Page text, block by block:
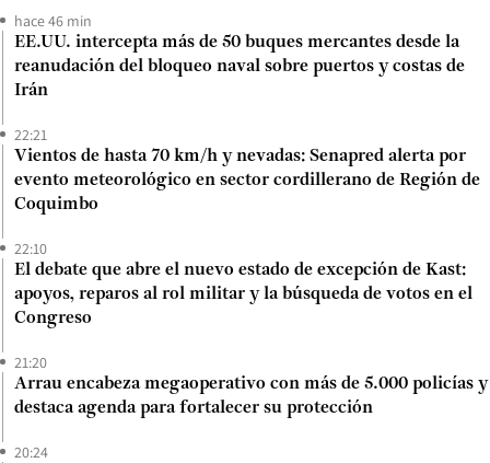
hace 46 min
EE.UU. intercepta más de 50 buques mercantes desde la
reanudación del bloqueo naval sobre puertos y costas de
Irán
22:21
Vientos de hasta 70 km/h y nevadas: Senapred alerta por
evento meteorológico en sector cordillerano de Región de
Coquimbo
22:10
El debate que abre el nuevo estado de excepción de Kast:
apoyos, reparos al rol militar y la búsqueda de votos en el
Congreso
21:20
Arrau encabeza megaoperativo con más de 5.000 policías y
destaca agenda para fortalecer su protección
20:24